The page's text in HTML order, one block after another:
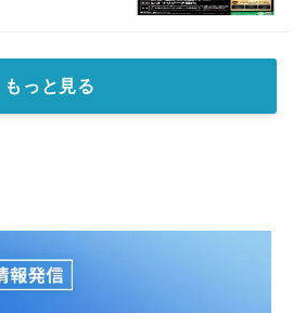
もっと見る